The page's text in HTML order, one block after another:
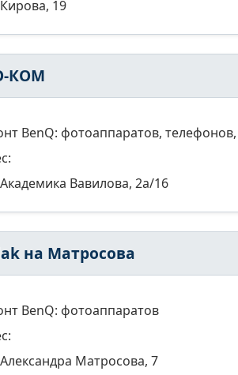
Кирова, 19
КОМ
BenQ: фотоаппаратов,
Академика Вавилова, 2а/16
на Матросова
BenQ: фотоаппаратов
Александра Матросова, 7